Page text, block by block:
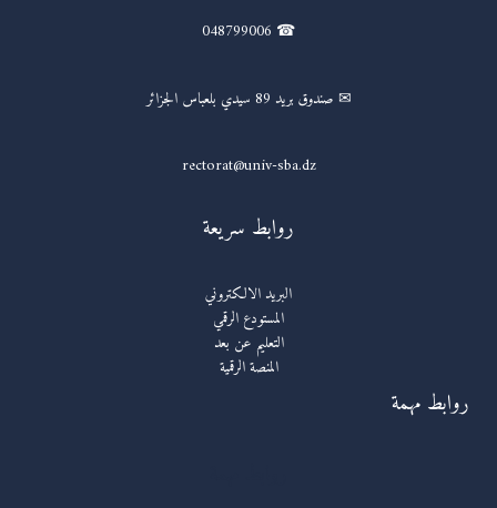
☎ 048799006
✉ صندوق بريد 89 سيدي بلعباس الجزائر
rectorat@univ-sba.dz
روابط سريعة
البريد الالكتروني
المستودع الرقمي
التعليم عن بعد
المنصة الرقمية
روابط مهمة